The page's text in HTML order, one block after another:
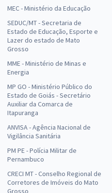
MEC - Ministério da Educação
SEDUC/MT - Secretaria de
Estado de Educação, Esporte e
Lazer do estado de Mato
Grosso
MME - Ministério de Minas e
Energia
MP GO - Ministério Público do
Estado de Goiás - Secretário
Auxiliar da Comarca de
Itapuranga
ANVISA - Agência Nacional de
Vigilância Sanitária
PM PE - Polícia Militar de
Pernambuco
CRECI MT - Conselho Regional de
Corretores de Imóveis do Mato
Grosso